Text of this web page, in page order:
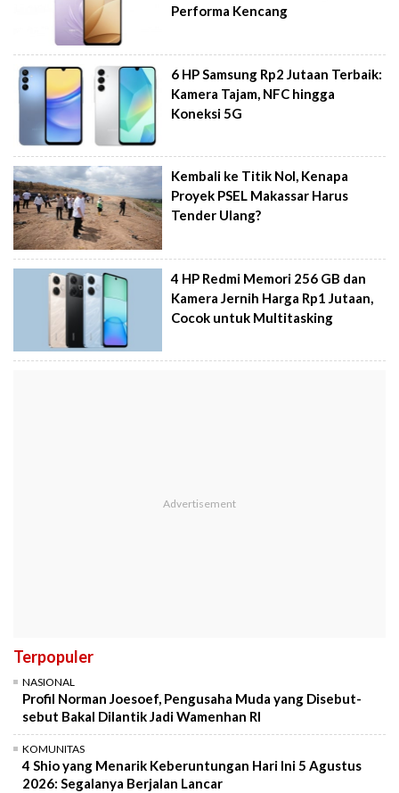
Performa Kencang
6 HP Samsung Rp2 Jutaan Terbaik:
Kamera Tajam, NFC hingga
Koneksi 5G
Kembali ke Titik Nol, Kenapa
Proyek PSEL Makassar Harus
Tender Ulang?
4 HP Redmi Memori 256 GB dan
Kamera Jernih Harga Rp1 Jutaan,
Cocok untuk Multitasking
Terpopuler
NASIONAL
Profil Norman Joesoef, Pengusaha Muda yang Disebut-
sebut Bakal Dilantik Jadi Wamenhan RI
KOMUNITAS
4 Shio yang Menarik Keberuntungan Hari Ini 5 Agustus
2026: Segalanya Berjalan Lancar